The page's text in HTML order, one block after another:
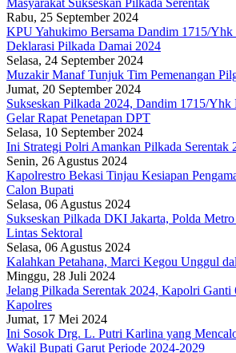
Rabu, 25 September 2024
KPU Yahukimo Bersama Dandim 1715/Yhk
Deklarasi Pilkada Damai 2024
Selasa, 24 September 2024
Muzakir Manaf Tunjuk Tim Pemenangan
Jumat, 20 September 2024
Sukseskan Pilkada 2024, Dandim 1715/Yhk
Gelar Rapat Penetapan DPT
Selasa, 10 September 2024
Ini Strategi Polri Amankan Pilkada Serentak
Senin, 26 Agustus 2024
Kapolrestro Bekasi Tinjau Kesiapan
Calon Bupati
Selasa, 06 Agustus 2024
Sukseskan Pilkada DKI Jakarta, Polda
Lintas Sektoral
Selasa, 06 Agustus 2024
Kalahkan Petahana, Marci Kegou Unggul
Minggu, 28 Juli 2024
Jelang Pilkada Serentak 2024, Kapolri Ganti
Kapolres
Jumat, 17 Mei 2024
Ini Sosok Drg. L. Putri Karlina yang
Wakil Bupati Garut Periode 2024-2029